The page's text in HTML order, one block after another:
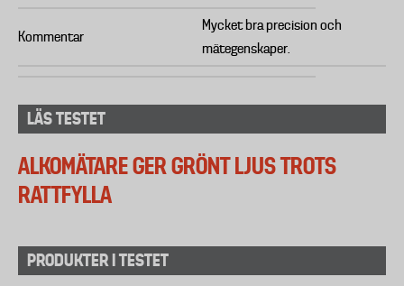
Kommentar
Mycket bra precision och
mätegenskaper.
LÄS TESTET
ALKOMÄTARE GER GRÖNT LJUS TROTS
RATTFYLLA
PRODUKTER I TESTET